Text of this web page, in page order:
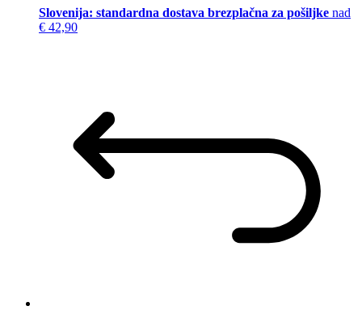
Slovenija: standardna dostava brezplačna za pošiljke nad
€ 42,90